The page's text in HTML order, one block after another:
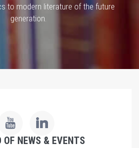
to modern literature of the future
generation.
OF NEWS & EVENTS